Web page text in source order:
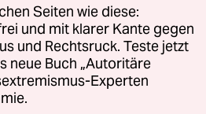
Seiten wie diese:
und mit klarer Kante gegen
und Rechtsruck. Teste jetzt
neue Buch „Autoritäre
Experten